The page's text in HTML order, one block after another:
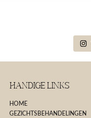
Handige Links
HOME
GEZICHTSBEHANDELINGEN